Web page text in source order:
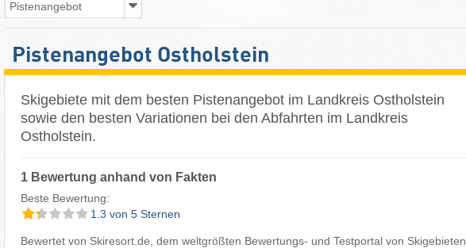
Pistenangebot Ostholstein
Skigebiete mit dem besten Pistenangebot im Landkreis Ostholstein
sowie den besten Variationen bei den Abfahrten im Landkreis
Ostholstein.
1 Bewertung anhand von Fakten
Beste Bewertung:
1.3 von 5 Sternen
Bewertet von Skiresort.de, dem weltgrößten Bewertungs- und Testportal von Skigebieten.